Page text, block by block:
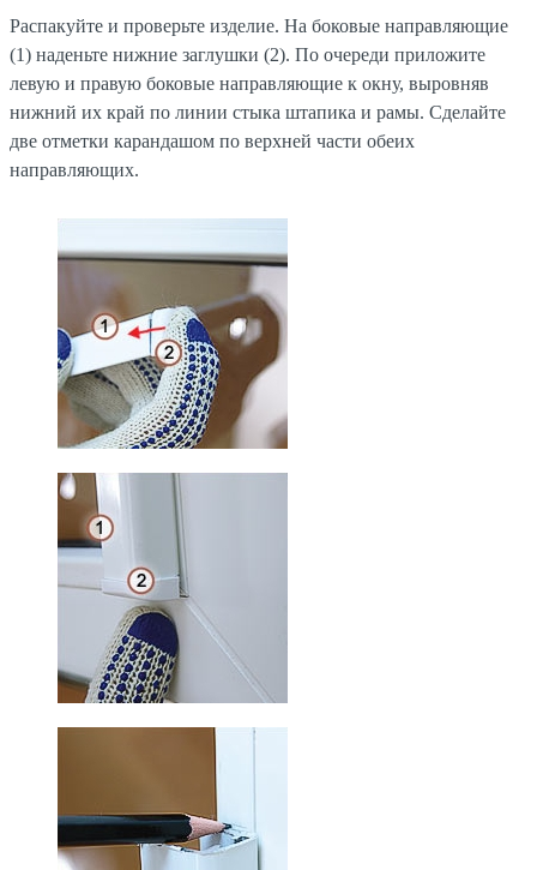
Распакуйте и проверьте изделие. На боковые направляющие
(1) наденьте нижние заглушки (2). По очереди приложите
левую и правую боковые направляющие к окну, выровняв
нижний их край по линии стыка штапика и рамы. Сделайте
две отметки карандашом по верхней части обеих
направляющих.